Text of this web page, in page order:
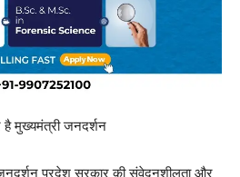
है मुख्यमंत्री जनदर्शन
प्रदेश सरकार की संवेदनशीलता और